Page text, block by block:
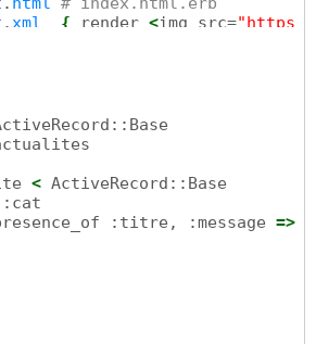
. xml { render <img src="https://
< ActiveRecord::Base
:titre, :message
=>